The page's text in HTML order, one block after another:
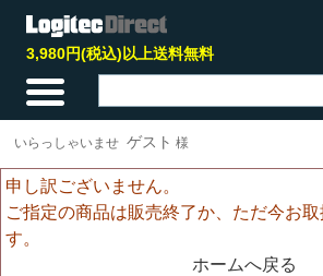
3,980円(税込)以上送料無料
いらっしゃいませ ゲスト 様
申し訳ございません。
ご指定の商品は販売終了か、ただ今お
す。
ホームへ戻る